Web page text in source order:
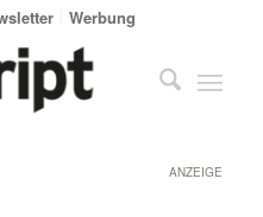
Werbung
ANZEIGE